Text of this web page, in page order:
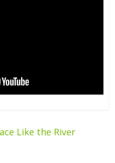
Like the River